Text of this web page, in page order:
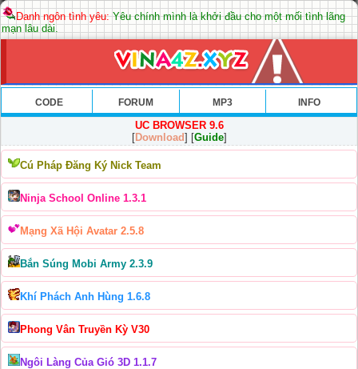
Danh ngôn tình yêu:Yêu chính mình là khởi đầu cho một mối tình lãng
mạn lâu dài.
CODE FORUM MP3 INFO
UC BROWSER 9.6
[Download] [Guide]
Cú Pháp Đăng Ký Nick Team
Ninja School Online 1.3.1
Mạng Xã Hội Avatar 2.5.8
Bắn Súng Mobi Army 2.3.9
Khí Phách Anh Hùng 1.6.8
Phong Vân Truyền Kỳ V30
Ngôi Làng Của Gió 3D 1.1.7